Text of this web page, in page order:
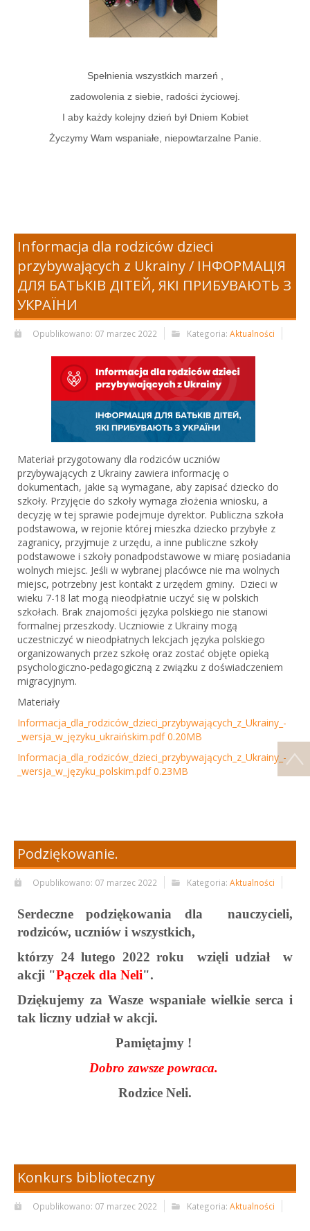
Spełnienia wszystkich marzeń ,
zadowolenia z siebie, radości życiowej.
I aby każdy kolejny dzień był Dniem Kobiet
Życzymy Wam wspaniałe, niepowtarzalne Panie.
Informacja dla rodziców dzieci
przybywających z Ukrainy / ІНФОРМАЦІЯ
ДЛЯ БАТЬКІВ ДІТЕЙ, ЯКІ ПРИБУВАЮТЬ З
УКРАЇНИ
Opublikowano: 07 marzec 2022 Kategoria: Aktualności
Materiał przygotowany dla rodziców uczniów
przybywających z Ukrainy zawiera informację o
dokumentach, jakie są wymagane, aby zapisać dziecko do
szkoły. Przyjęcie do szkoły wymaga złożenia wniosku, a
decyzję w tej sprawie podejmuje dyrektor. Publiczna szkoła
podstawowa, w rejonie której mieszka dziecko przybyłe z
zagranicy, przyjmuje z urzędu, a inne publiczne szkoły
podstawowe i szkoły ponadpodstawowe w miarę posiadania
wolnych miejsc. Jeśli w wybranej placówce nie ma wolnych
miejsc, potrzebny jest kontakt z urzędem gminy. Dzieci w
wieku 7-18 lat mogą nieodpłatnie uczyć się w polskich
szkołach. Brak znajomości języka polskiego nie stanowi
formalnej przeszkody. Uczniowie z Ukrainy mogą
uczestniczyć w nieodpłatnych lekcjach języka polskiego
organizowanych przez szkołę oraz zostać objęte opieką
psychologiczno-pedagogiczną z związku z doświadczeniem
migracyjnym.
Materiały
Informacja​_dla​_rodziców​_dzieci​_przybywających​_z​_Ukrainy​_-​
_wersja​_w​_języku​_ukraińskim.pdf 0.20MB
Informacja​_dla​_rodziców​_dzieci​_przybywających​_z​_Ukrainy​_-​
_wersja​_w​_języku​_polskim.pdf 0.23MB
Podziękowanie.
Opublikowano: 07 marzec 2022 Kategoria: Aktualności
Serdeczne podziękowania dla nauczycieli,
rodziców, uczniów i wszystkich,
którzy 24 lutego 2022 roku wzięli udział w
akcji "Pączek dla Neli".
Dziękujemy za Wasze wspaniałe wielkie serca i
tak liczny udział w akcji.
Pamiętajmy !
Dobro zawsze powraca.
Rodzice Neli.
Konkurs biblioteczny
Opublikowano: 07 marzec 2022 Kategoria: Aktualności